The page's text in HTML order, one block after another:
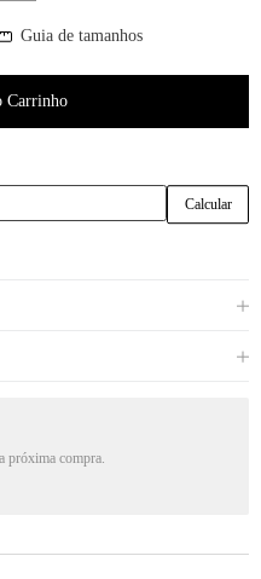
Guia de tamanhos
Carrinho
próxima compra.